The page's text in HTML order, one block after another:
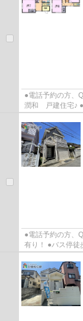
●電話予約の方、
潤和 戸建住宅♪ ●
ったり間取りで
●電話予約の方、
有り！ ●バス停徒
設が徒歩１０分